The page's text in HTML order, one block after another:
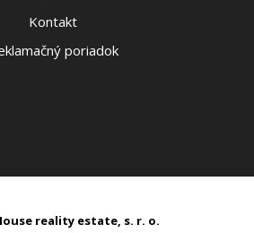
Kontakt
poriadok
reality estate, s. r. o.